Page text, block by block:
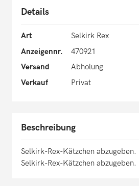
Details
Art
Selkirk Rex
Anzeigennr.
470921
Versand
Abholung
Verkauf
Privat
Beschreibung
Selkirk-Rex-Kätzchen abzugeben.
Selkirk-Rex-Kätzchen abzugeben.